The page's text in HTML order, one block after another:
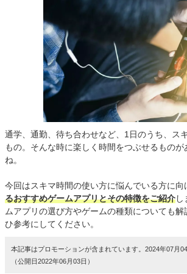
通学、通勤、待ち合わせなど、1日のうち、ス
もの。そんな時に楽しく時間をつぶせるものが
ね。
今回はスキマ時間の使い方に悩んでいる方に向
るおすすめゲームアプリとその特徴をご紹介
ムアプリの選び方やゲームの種類についても
ひ参考にしてください。
本記事はプロモーションが含まれています。2024年07月
（公開日2022年06月03日）